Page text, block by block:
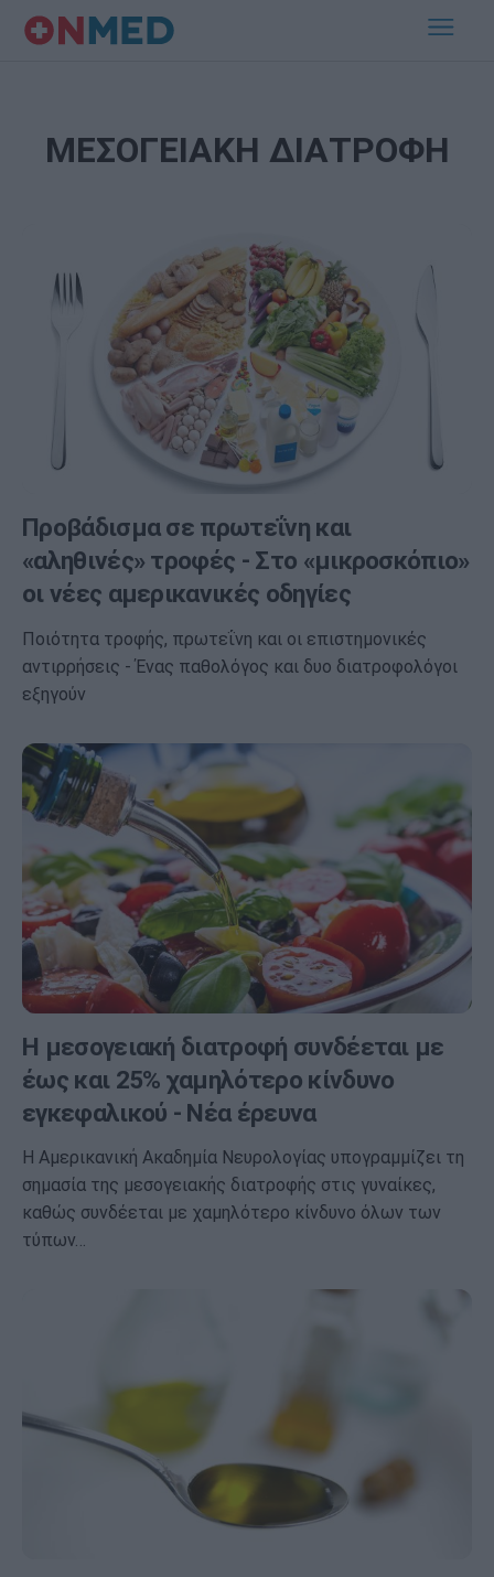
ΜΕΣΟΓΕΙΑΚΗ ΔΙΑΤΡΟΦΗ
Προβάδισμα σε πρωτεΐνη και
«αληθινές» τροφές - Στο «μικροσκόπιο»
οι νέες αμερικανικές οδηγίες
Ποιότητα τροφής, πρωτεΐνη και οι επιστημονικές
αντιρρήσεις - Ένας παθολόγος και δυο διατροφολόγοι
εξηγούν
Η μεσογειακή διατροφή συνδέεται με
έως και 25% χαμηλότερο κίνδυνο
εγκεφαλικού - Νέα έρευνα
Η Αμερικανική Ακαδημία Νευρολογίας υπογραμμίζει τη
σημασία της μεσογειακής διατροφής στις γυναίκες,
καθώς συνδέεται με χαμηλότερο κίνδυνο όλων των
τύπων…